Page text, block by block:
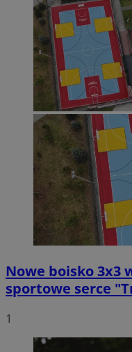
Nowe boisko 3x3
sportowe serce
1